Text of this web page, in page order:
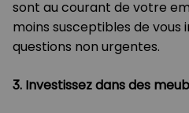
sont au courant de votre
moins susceptibles de
questions non urgentes.
3. Investissez dans des